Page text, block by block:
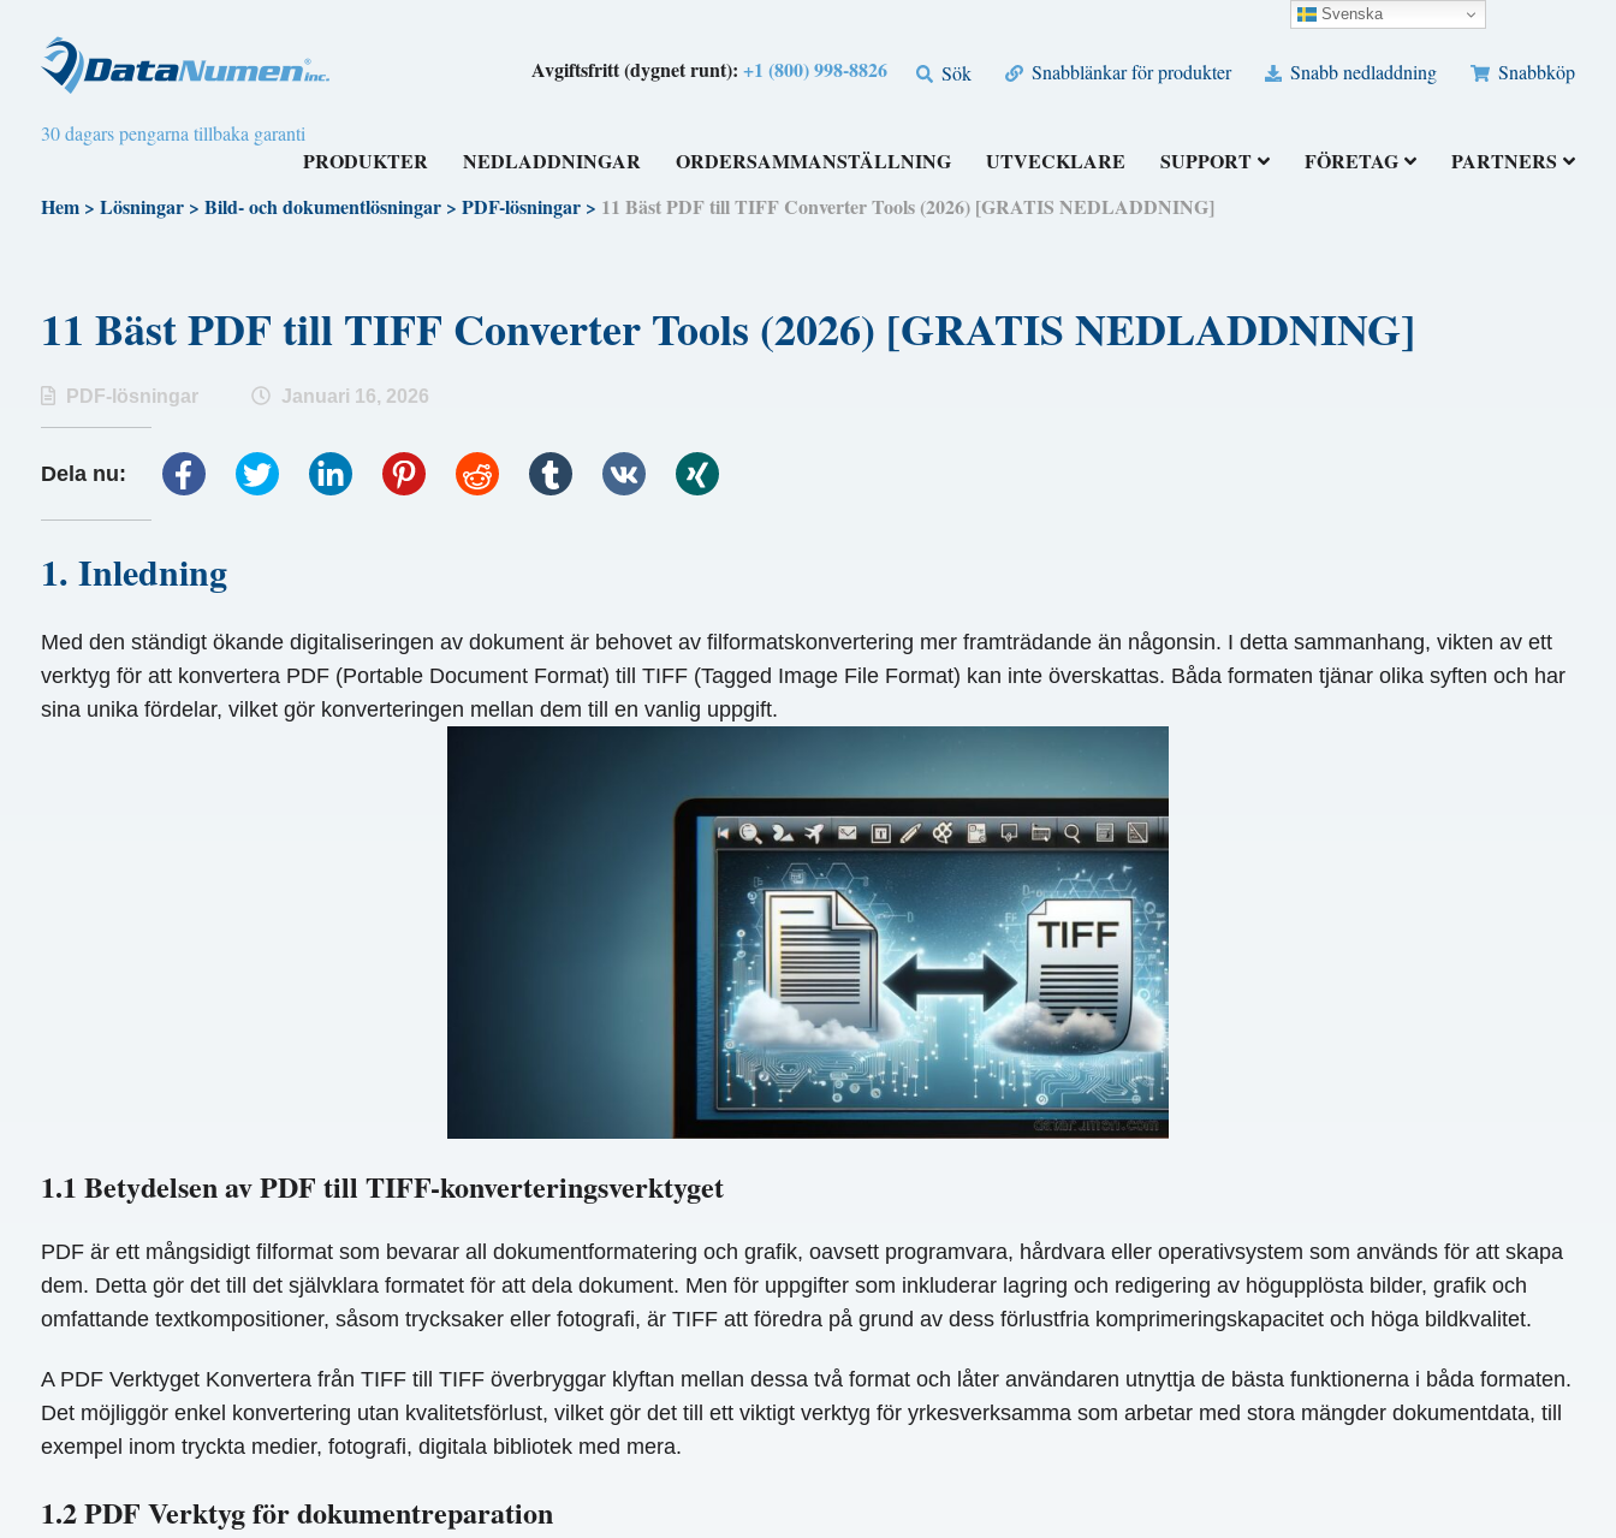
Avgiftsfritt (dygnet runt):+1 (800) 998-8826 Sök Snabblänkar för produkter Snabb nedladdning Snabbköp
30 dagars pengarna tillbaka garanti
PRODUKTER NEDLADDNINGAR ORDERSAMMANSTÄLLNING UTVECKLARE SUPPORT FÖRETAG
PARTNERS
Hem> Lösningar> Bild- och dokumentlösningar> PDF-lösningar> 11 Bäst PDF till TIFF Converter Tools (2026) [GRATIS NEDLADDNING]
11 Bäst PDF till TIFF Converter Tools (2026) [GRATIS NEDLADDNING]
PDF-lösningar Januari 16, 2026
Dela nu:
1. Inledning
Med den ständigt ökande digitaliseringen av dokument är behovet av filformatskonvertering mer framträdande än någonsin. I detta sammanhang, vikten av ett
verktyg för att konvertera PDF (Portable Document Format) till TIFF (Tagged Image File Format) kan inte överskattas. Båda formaten tjänar olika syften och har
sina unika fördelar, vilket gör konverteringen mellan dem till en vanlig uppgift.
1.1 Betydelsen av PDF till TIFF-konverteringsverktyget
PDF är ett mångsidigt filformat som bevarar all dokumentformatering och grafik, oavsett programvara, hårdvara eller operativsystem som används för att skapa
dem. Detta gör det till det självklara formatet för att dela dokument. Men för uppgifter som inkluderar lagring och redigering av högupplösta bilder, grafik och
omfattande textkompositioner, såsom trycksaker eller fotografi, är TIFF att föredra på grund av dess förlustfria komprimeringskapacitet och höga bildkvalitet.
A PDF Verktyget Konvertera från TIFF till TIFF överbryggar klyftan mellan dessa två format och låter användaren utnyttja de bästa funktionerna i båda formaten.
Det möjliggör enkel konvertering utan kvalitetsförlust, vilket gör det till ett viktigt verktyg för yrkesverksamma som arbetar med stora mängder dokumentdata, till
exempel inom tryckta medier, fotografi, digitala bibliotek med mera.
1.2 PDF Verktyg för dokumentreparation
Svenska